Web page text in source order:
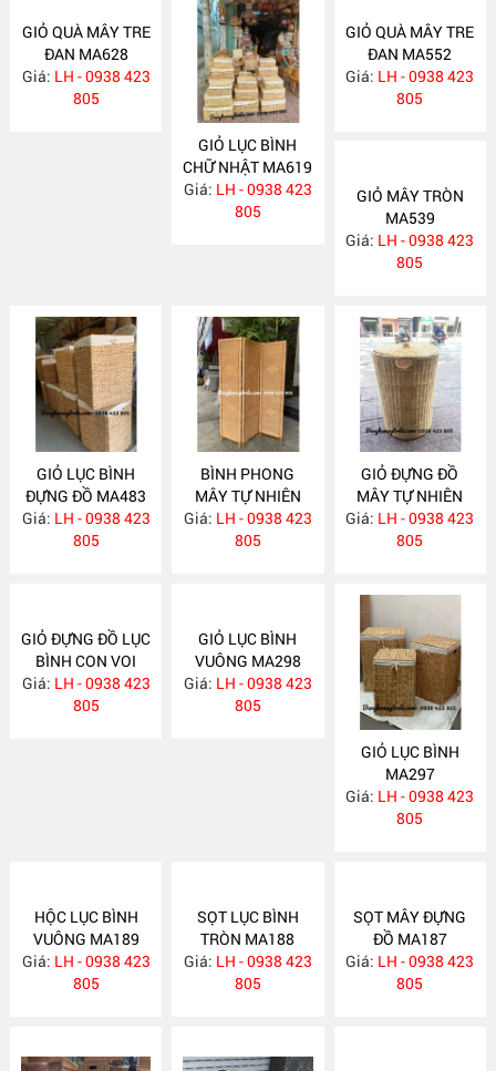
GIỎ QUÀ MÂY TRE
ĐAN MA628
Giá: LH - 0938 423
805
GIỎ LỤC BÌNH
CHỮ NHẬT MA619
Giá: LH - 0938 423
805
GIỎ QUÀ MÂY TRE
ĐAN MA552
Giá: LH - 0938 423
805
GIỎ MÂY TRÒN
MA539
Giá: LH - 0938 423
805
GIỎ LỤC BÌNH
ĐỰNG ĐỒ MA483
Giá: LH - 0938 423
805
BÌNH PHONG
MÂY TỰ NHIÊN
ĐAN KÍN MA394
Giá: LH - 0938 423
805
GIỎ ĐỰNG ĐỒ
MÂY TỰ NHIÊN
MA393
Giá: LH - 0938 423
805
GIỎ ĐỰNG ĐỒ LỤC
BÌNH CON VOI
MA389
Giá: LH - 0938 423
805
GIỎ LỤC BÌNH
VUÔNG MA298
Giá: LH - 0938 423
805
GIỎ LỤC BÌNH
MA297
Giá: LH - 0938 423
805
HỘC LỤC BÌNH
VUÔNG MA189
Giá: LH - 0938 423
805
SỌT LỤC BÌNH
TRÒN MA188
Giá: LH - 0938 423
805
SỌT MÂY ĐỰNG
ĐỒ MA187
Giá: LH - 0938 423
805